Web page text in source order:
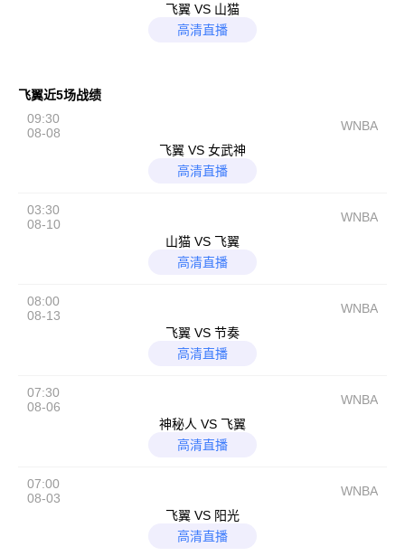
飞翼 VS 山猫
高清直播
飞翼近5场战绩
09:30
08-08
WNBA
飞翼 VS 女武神
高清直播
03:30
08-10
WNBA
山猫 VS 飞翼
高清直播
08:00
08-13
WNBA
飞翼 VS 节奏
高清直播
07:30
08-06
WNBA
神秘人 VS 飞翼
高清直播
07:00
08-03
WNBA
飞翼 VS 阳光
高清直播